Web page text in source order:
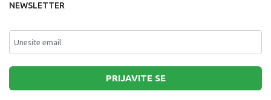
NEWSLETTER
PRIJAVITE SE